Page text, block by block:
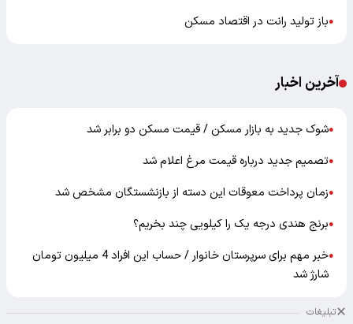
●باز تولید رانت در اقتصاد مسکن
آخرین اخبار
●شوک جدید به بازار مسکن / قیمت مسکن دو برابر شد
●تصمیم جدید درباره قیمت مرغ اعلام شد
●زمان پرداخت معوقات این دسته از بازنشستگان مشخص شد
●برنج هندی درجه یک را کیلویی چند بخریم؟
●
خبر مهم برای سرپرستان خانوار / حساب این افراد 4 میلیون تومان
شارژ شد
تبلیغات